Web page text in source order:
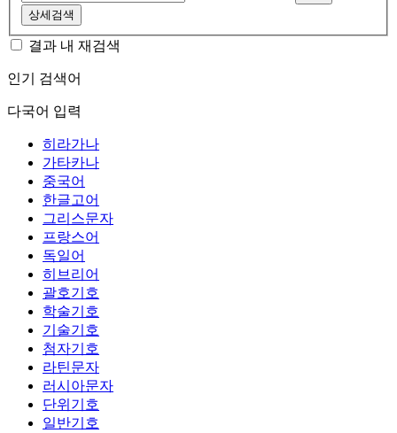
상세검색
결과 내 재검색
인기 검색어
다국어 입력
히라가나
가타카나
중국어
한글고어
그리스문자
프랑스어
독일어
히브리어
괄호기호
학술기호
기술기호
첨자기호
라틴문자
러시아문자
단위기호
일반기호